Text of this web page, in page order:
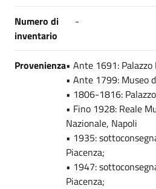
Numero di
inventario
-
Provenienza• Ante 1691: Palazzo
• Ante 1799: Museo
• 1806-1816:
• Fino 1928: Reale
Nazionale, Napoli
• 1935:
Piacenza;
• 1947:
Piacenza;